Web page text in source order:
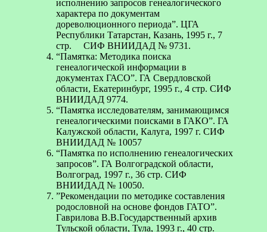
исполнению запросов генеалогического
характера по документам
дореволюционного периода”. ЦГА
Республики Татарстан, Казань, 1995 г., 7
стр. СИФ ВНИИДАД № 9731.
“Памятка: Методика поиска
генеалогической информации в
документах ГАСО”. ГА Свердловской
области, Екатеринбург, 1995 г., 4 стр. СИФ
ВНИИДАД 9774.
“Памятка исследователям, занимающимся
генеалогическими поисками в ГАКО”. ГА
Калужской области, Калуга, 1997 г. СИФ
ВНИИДАД № 10057
“Памятка по исполнению генеалогических
запросов”. ГА Волгоградской области,
Волгоград, 1997 г., 36 стр. СИФ
ВНИИДАД № 10050.
”Рекомендации по методике составления
родословной на основе фондов ГАТО”.
Гаврилова В.В.Государственный архив
Тульской области, Тула, 1993 г., 40 стр.